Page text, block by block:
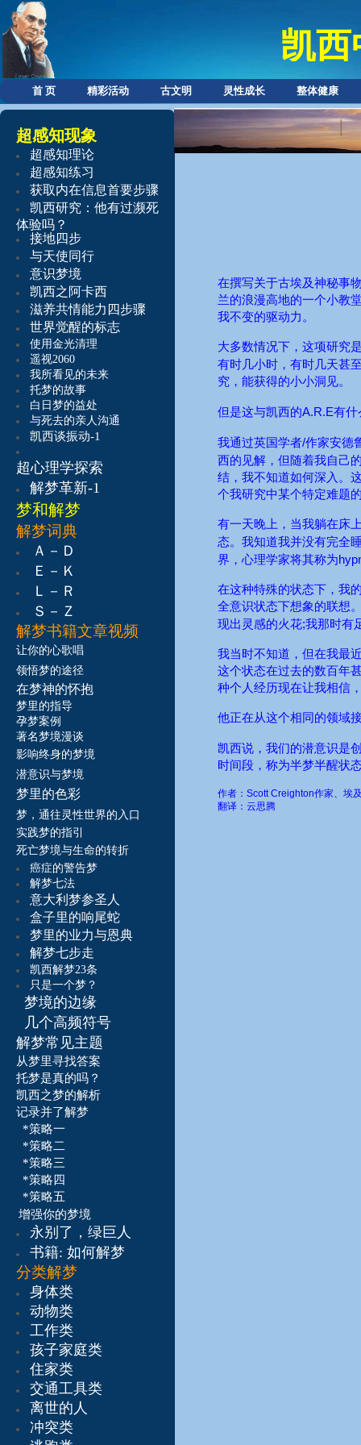
凯西
首 页 精彩活动 古文明 灵性成长 整体健康
超感知现象
超感知理论
超感知练习
获取内在信息首要步骤
凯西研究：他有过濒死
体验吗？
接地四步
与天使同行
意识梦境
凯西之阿卡西
滋养共情能力 四步骤
世界觉醒的标志
使用金光清理
遥视2060
我所看见的未来
托梦的故事
白日梦的益处
与死去的亲人沟通
凯西谈振动-1
超心理学探索
解梦革新-1
梦和解梦
解梦词典
Ａ－Ｄ
Ｅ－Ｋ
Ｌ－Ｒ
Ｓ－Ｚ
解梦书籍文章视频
让你的心歌唱
领悟梦的途径
在梦神的怀抱
梦里的指导
孕梦案例
著名梦境漫谈
影响终身的梦境
潜意识与梦境
梦里的色彩
梦，通往灵性世界的入口
实践梦的指引
死亡梦境与生命的转折
癌症的警告梦
解梦七法
意大利梦参圣人
盒子里的响尾蛇
梦里的业力与恩典
解梦七步走
凯西解梦23条
只是一个梦？
梦境的边缘
几个高频符号
解梦常见主题
从梦里寻找答案
托梦是真的吗？
凯西之梦的解析
记录并了解梦
*策略一
*策略二
*策略三
*策略四
*策略五
增强你的梦境
永别了，绿巨人
书籍: 如何解梦
分类解梦
身体类
动物类
工作类
孩子家庭类
住家类
交通工具类
离世的人
冲突类
在撰写关于古埃及神秘事
兰的浪漫高地的一个小教
我不变的驱动力。
大多数情况下，这项研究
有时几小时，有时几天甚
究，能获得的小小洞见。
但是这与凯西的A.R.E有什
我通过英国学者/作家安德
西的见解，但随着我自己
结，我不知道如何深入。
个我研究中某个特定难题
有一天晚上，当我躺在床
态。我知道我并没有完全
界，心理学家将其称为
在这种特殊的状态下，我
全意识状态下想象的联想
现出灵感的火花;我那时有
我当时不知道，但在我最
这个状态在过去的数百年
种个人经历现在让我相信
他正在从这个相同的领域
凯西说，我们的潜意识是
时间段，称为半梦半醒状
作者： Scott Creighton作家、埃
翻译：云思腾